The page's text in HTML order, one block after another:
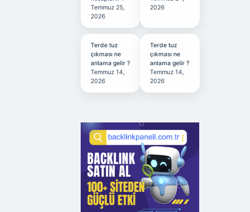
Temmuz 25,
2026
2026
Terde tuz
çıkması ne
anlama gelir ?
Temmuz 14,
2026
Terde tuz
çıkması ne
anlama gelir ?
Temmuz 14,
2026